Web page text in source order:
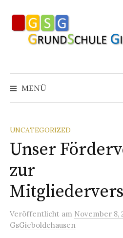
zum
Inhalt
MENÜ
UNCATEGORIZED
Unser
zur
Veröffentlicht am November 8,
GsGieboldehausen